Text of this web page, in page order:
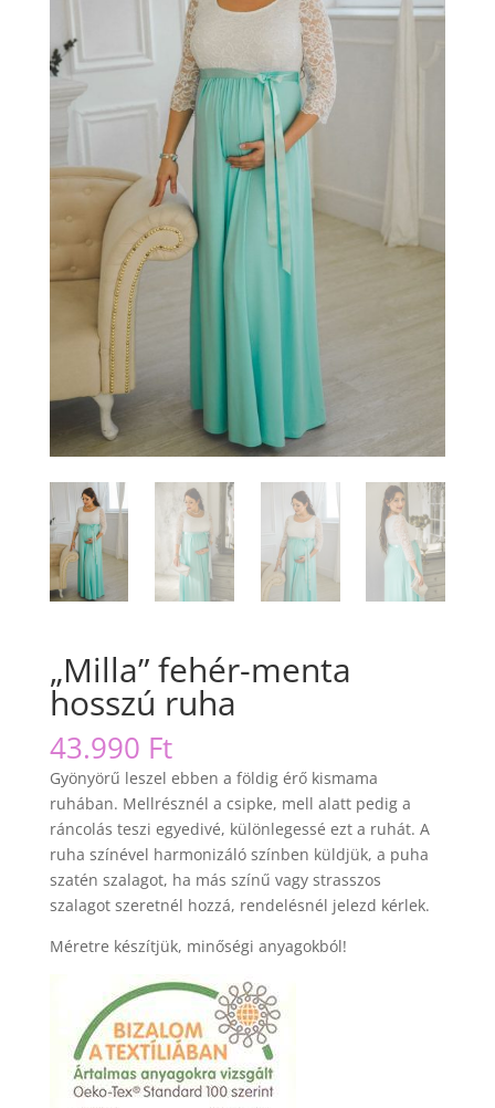
„Milla” fehér-menta
hosszú ruha
43.990 Ft
Gyönyörű leszel ebben a földig érő kismama
ruhában. Mellrésznél a csipke, mell alatt pedig a
ráncolás teszi egyedivé, különlegessé ezt a ruhát. A
ruha színével harmonizáló színben küldjük, a puha
szatén szalagot, ha más színű vagy strasszos
szalagot szeretnél hozzá, rendelésnél jelezd kérlek.
Méretre készítjük, minőségi anyagokból!